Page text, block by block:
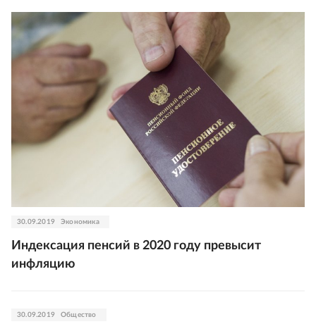
30.09.2019 Экономика
Индексация пенсий в 2020 году превысит
инфляцию
30.09.2019 Общество